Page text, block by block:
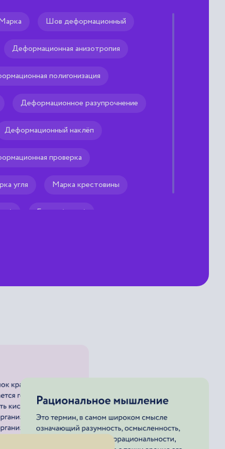
пространственных
нетопологическому.
Шов деформационный
Деформационная анизотропия
полигонизация
Деформационное разупрочнение
Деформационный наклёп
проверка
угля Марка крестовины
Брэнд (марка)